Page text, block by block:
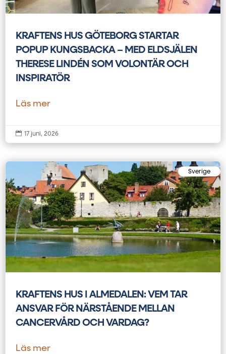
KRAFTENS HUS GÖTEBORG STARTAR
POPUP KUNGSBACKA – MED ELDSJÄLEN
THERESE LINDÉN SOM VOLONTÄR OCH
INSPIRATÖR
Läs mer
 17 juni, 2026
Sverige
KRAFTENS HUS I ALMEDALEN: VEM TAR
ANSVAR FÖR NÄRSTÅENDE MELLAN
CANCERVÅRD OCH VARDAG?
Läs mer